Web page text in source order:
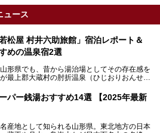
ュース
松屋 村井六助旅館」宿泊レポート＆
めの温泉宿2選
形県でも、昔から湯治場としてその存在感を
最上郡大蔵村の肘折温泉（ひじおりおんせ
温泉の「若松屋 村井六助旅館」に宿泊した
おすすめの温泉宿を2軒ご紹介します。
り、源泉掛け流しの旅館も多い肘折温泉は、
パー銭湯おすすめ14選 【2025年最新
産地として知られる山形県。東北地方の日本